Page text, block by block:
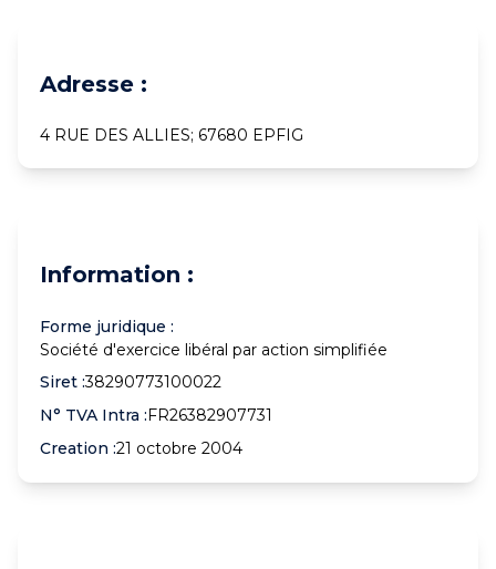
Adresse :
4 RUE DES ALLIES; 67680 EPFIG
Information :
Forme juridique :
Société d'exercice libéral par action simplifiée
Siret :38290773100022
N° TVA Intra :FR26382907731
Creation :21 octobre 2004